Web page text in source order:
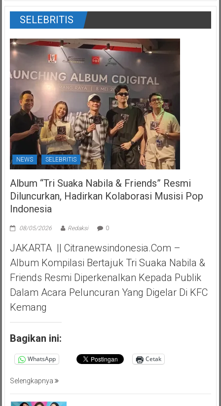
SELEBRITIS
NEWS SELEBRITIS
Album “Tri Suaka Nabila & Friends” Resmi
Diluncurkan, Hadirkan Kolaborasi Musisi Pop
Indonesia
08/05/2026 Redaksi 0
JAKARTA || Citranewsindonesia.com –
Album Kompilasi Bertajuk Tri Suaka Nabila &
Friends Resmi Diperkenalkan Kepada Publik
Dalam Acara Peluncuran Yang Digelar Di KFC
Kemang
Bagikan ini:
WhatsApp Cetak
Selengkapnya